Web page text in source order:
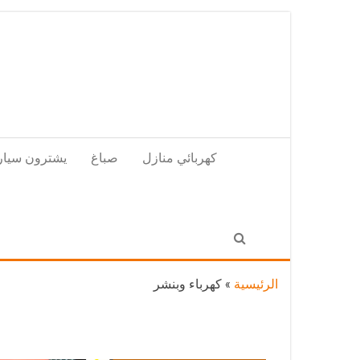
يشترون صباغ كهربائي منازل
الرئيسية » كهرباء وبنشر